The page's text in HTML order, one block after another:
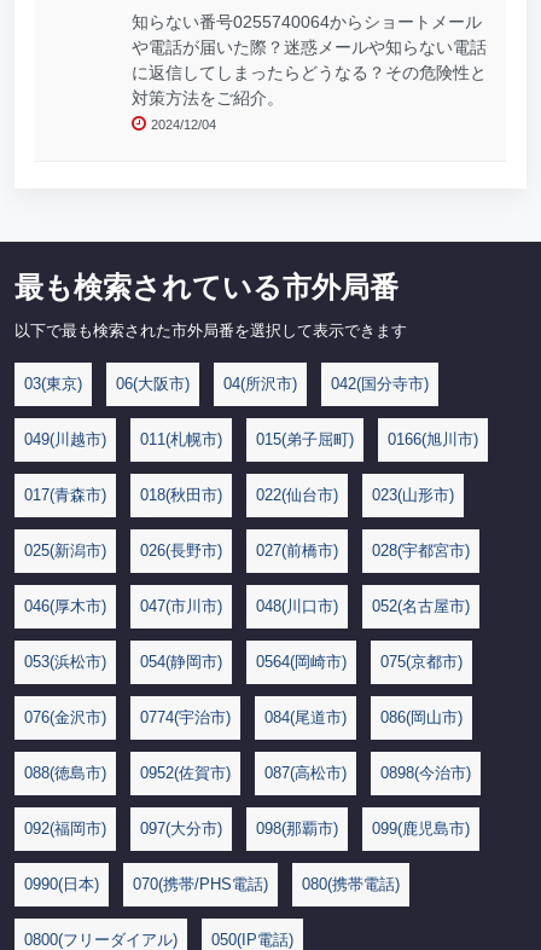
知らない番号0255740064からショートメール
や電話が届いた際？迷惑メールや知らない電話
に返信してしまったらどうなる？その危険性と
対策方法をご紹介。
2024/12/04
最も検索されている市外局番
以下で最も検索された市外局番を選択して表示できます
03(東京) 06(大阪市) 04(所沢市) 042(国分寺市)
049(川越市) 011(札幌市) 015(弟子屈町) 0166(旭川市)
017(青森市) 018(秋田市) 022(仙台市) 023(山形市)
025(新潟市) 026(長野市) 027(前橋市) 028(宇都宮市)
046(厚木市) 047(市川市) 048(川口市) 052(名古屋市)
053(浜松市) 054(静岡市) 0564(岡崎市) 075(京都市)
076(金沢市) 0774(宇治市) 084(尾道市) 086(岡山市)
088(徳島市) 0952(佐賀市) 087(高松市) 0898(今治市)
092(福岡市) 097(大分市) 098(那覇市) 099(鹿児島市)
0990(日本) 070(携帯/PHS電話) 080(携帯電話)
0800(フリーダイアル) 050(IP電話)